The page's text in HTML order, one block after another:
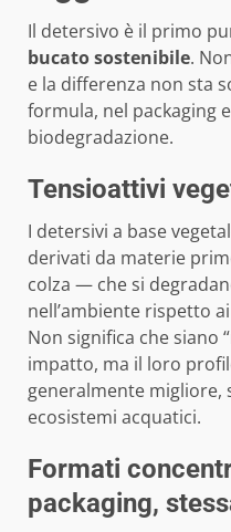
Il detersivo è il primo
bucato sostenibile.
e la differenza non sta
formula, nel packaging
biodegradazione.
Tensioattivi
I detersivi a base
derivati da materie
colza — che si
nell’ambiente rispetto
Non significa che siano
impatto, ma il loro
generalmente
ecosistemi acquatici.
Formati
packaging,